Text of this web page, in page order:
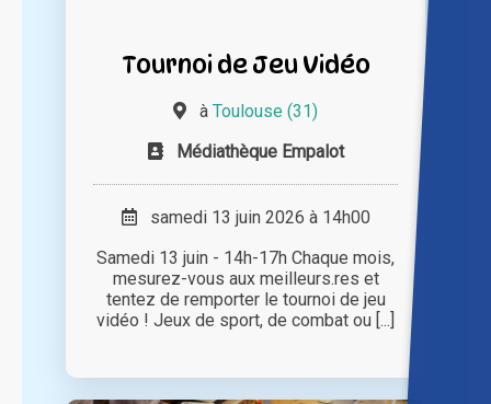
Tournoi de Jeu Vidéo
à Toulouse (31)
Médiathèque Empalot
samedi 13 juin 2026 à 14h00
Samedi 13 juin - 14h-17h Chaque mois,
mesurez-vous aux meilleurs.res et
tentez de remporter le tournoi de jeu
vidéo ! Jeux de sport, de combat ou [...]